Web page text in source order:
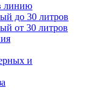
линию
до 30 литров
от 30 литров
и